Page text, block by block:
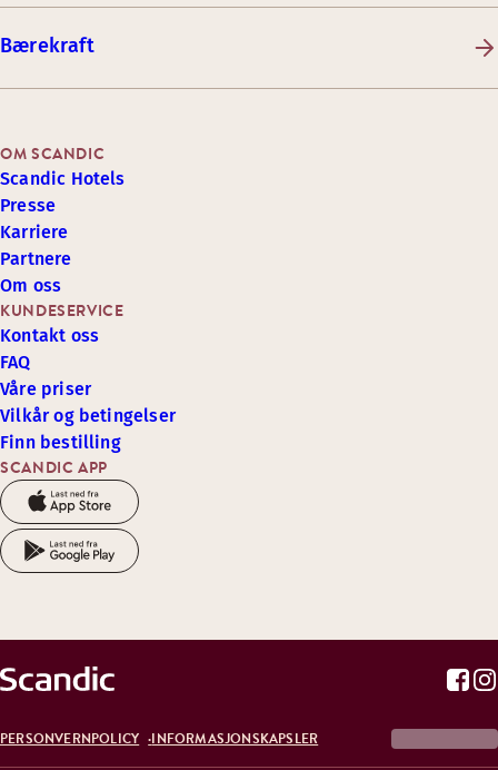
Bærekraft
SCANDIC APP
KUNDESERVICE
Kontakt oss
FAQ
Våre priser
Vilkår og betingelser
Finn bestilling
OM SCANDIC
Scandic Hotels
Presse
Karriere
Partnere
Om oss
PERSONVERNPOLICY INFORMASJONSKAPSLER